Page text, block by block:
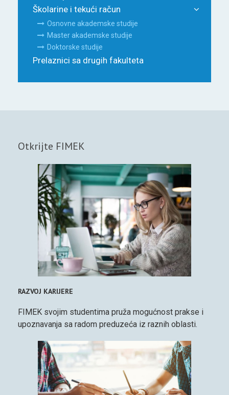
Školarine i tekući račun
Osnovne akademske studije
Master akademske studije
Doktorske studije
Prelaznici sa drugih fakulteta
Otkrijte FIMEK
RAZVOJ KARIJERE
FIMEK svojim studentima pruža mogućnost prakse i
upoznavanja sa radom preduzeća iz raznih oblasti.